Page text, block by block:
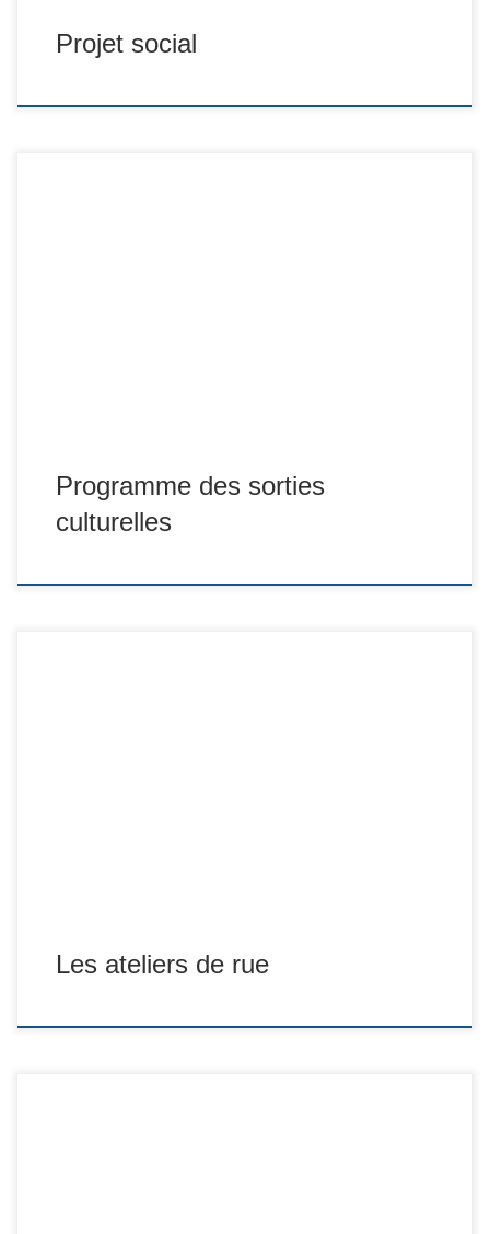
Projet social
Programme des sorties
culturelles
Les ateliers de rue